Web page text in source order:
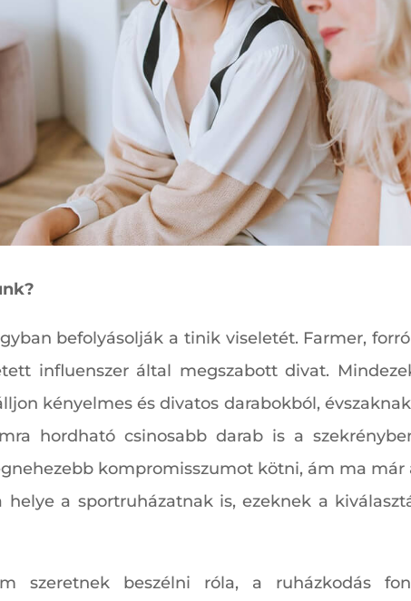
befolyásolják a tinik viseletét. Farmer,
influenszer által megszabott divat.
kényelmes és divatos darabokból,
hordható csinosabb darab is a
kompromisszumot kötni, ám ma
a sportruházatnak is, ezeknek a
szeretnek beszélni róla, a ruházkodás